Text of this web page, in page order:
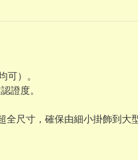
可）。
證度。
尺寸，確保由細小掛飾到大